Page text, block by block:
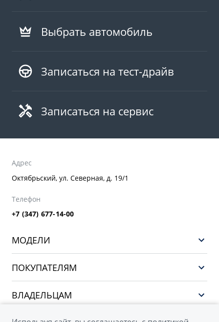
Выбрать автомобиль
Записаться на тест-драйв
Записаться на сервис
Адрес
Октябрьский, ул. Северная, д. 19/1
Телефон
+7 (347) 677-14-00
МОДЕЛИ
CITYRAY
ПОКУПАТЕЛЯМ
Финансы и услуги
ВЛАДЕЛЬЦАМ